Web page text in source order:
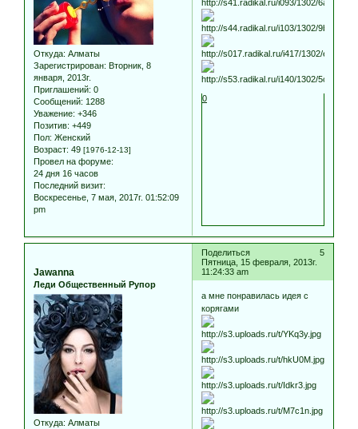
Откуда: Алматы
Зарегистрирован: Вторник, 8
января, 2013г.
Приглашений: 0
Сообщений: 1288
Уважение: +346
Позитив: +449
Пол: Женский
Возраст: 49 [1976-12-13]
Провел на форуме:
24 дня 16 часов
Последний визит:
Воскресенье, 7 мая, 2017г. 01:52:09
pm
0
Поделиться
5
Пятница, 15 февраля, 2013г.
11:24:33 am
Jawanna
Леди Общественный Рупор
Откуда: Алматы
а мне понравилась идея с
корягами